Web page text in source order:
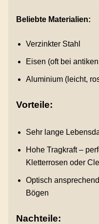
Beliebte Materialien:
Verzinkter Stahl
Eisen (oft bei
Aluminium (leicht,
Vorteile:
Sehr lange
Hohe Tragkraft –
Kletterrosen oder
Optisch
Bögen
Nachteile: